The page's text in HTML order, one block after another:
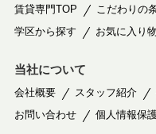
賃貸専門TOP こだわりの
学区から探す
お気に入り
当社について
会社概要 スタッフ紹介
お問い合わせ
個人情報保